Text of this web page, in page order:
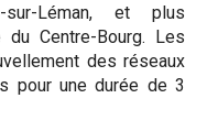
Léman, et plus
Centre-Bourg. Les
des réseaux
pour une durée de 3